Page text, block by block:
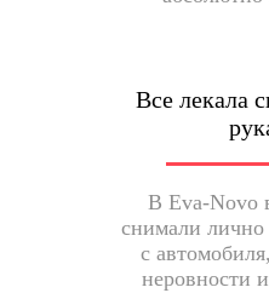
Все лекала
В Eva-Novo
снимали лично
с
неровности